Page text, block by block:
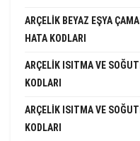
ARÇELIK BEYAZ EŞYA
HATA KODLARI
ARÇELIK ISITMA VE
KODLARI
ARÇELIK ISITMA VE
KODLARI